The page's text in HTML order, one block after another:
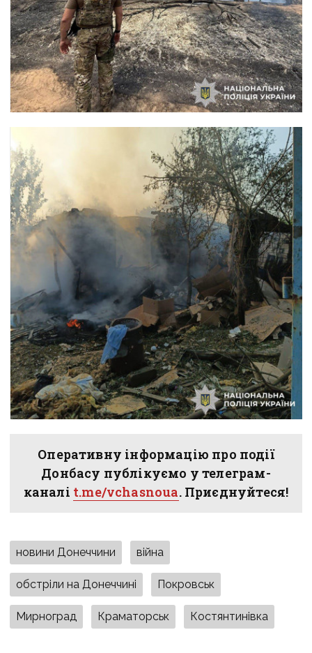
Оперативну інформацію про події
Донбасу публікуємо у телеграм-
каналі t.me/vchasnoua. Приєднуйтеся!
новини Донеччини війна
обстріли на Донеччині Покровськ
Мирноград Краматорськ Костянтинівка